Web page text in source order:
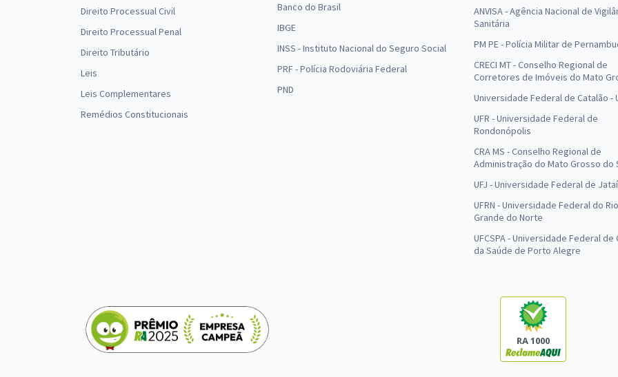
Direito Processual Civil
Direito Processual Penal
Direito Tributário
Leis
Leis Complementares
Remédios Constitucionais
Banco do Brasil
IBGE
INSS - Instituto Nacional do Seguro Social
PRF - Polícia Rodoviária Federal
PND
ANVISA - Agência Nacional de
Sanitária
PM PE - Polícia Militar de
CRECI MT - Conselho Regional de
Corretores de Imóveis do Mato
Universidade Federal de Catalão -
UFR - Universidade Federal de
Rondonópolis
CRA MS - Conselho Regional de
Administração do Mato Grosso do
UFJ - Universidade Federal de Jataí
UFRN - Universidade Federal do Rio
Grande do Norte
UFCSPA - Universidade Federal de
da Saúde de Porto Alegre
RA 1000